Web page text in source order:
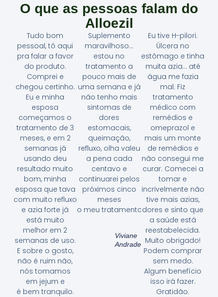
O que as pessoas falam do
Alloezil
Tudo bom
pessoal, tô aqui
pra falar a favor
do produto.
Comprei e
chegou certinho.
Eu e minha
esposa
começamos o
tratamento de 3
meses, e em 2
semanas já
usando deu
resultado muito
bom, minha
esposa que tava
com muito refluxo
e azia forte já
está muito
melhor em 2
semanas de uso.
E sobre o gosto,
não é ruim não,
nós tomamos
em jejum e
é bem tranquilo.
Suplemento
maravilhoso...
estou no
tratamento a
pouco mais de
uma semana e já
não tenho mais
sintomas de
dores
estomacais,
queimação,
refluxo, olha valeu
a pena cada
centavo e
continuarei pelos
próximos cinco
meses
o meu tratamento.
Viviane
Andrade
Eu tive H-pilori.
Úlcera no
estômago e tinha
muita azia... até
água me fazia
mal. Fiz
tratamento
médico com
remédios e
omeprazol e
mais um monte
de remédios e
não consegui me
curar. Comecei a
tomar e
incrivelmente não
tive mais azias,
dores e sinto que
a saúde está
reestabelecida.
Muito obrigado!
Podem comprar
sem medo.
Algum benefício
isso irá fazer.
Gratidão.